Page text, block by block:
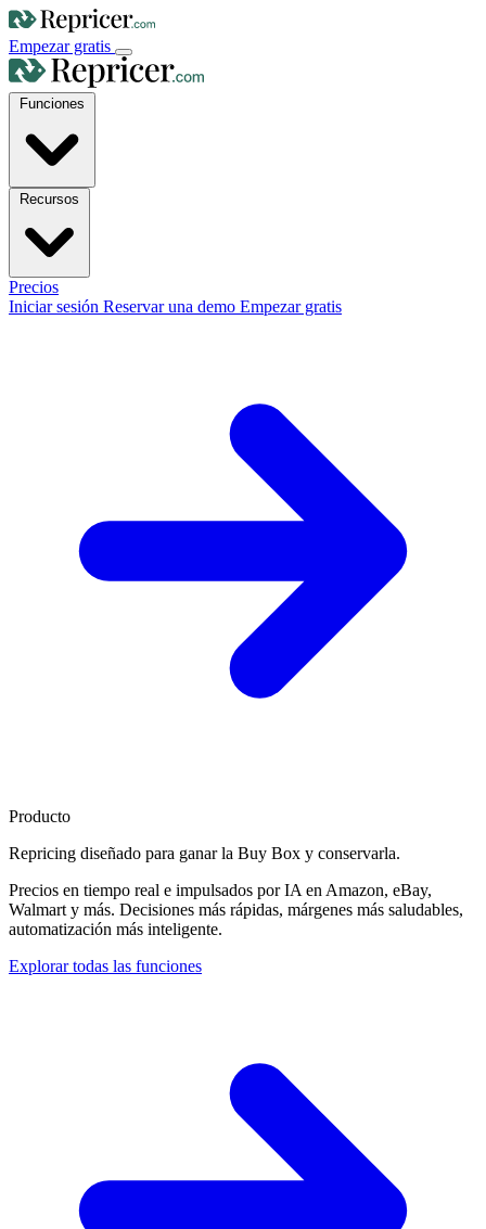
Empezar gratis
Precios
Iniciar sesión Reservar una demo Empezar gratis
Producto
Repricing diseñado para ganar la Buy Box y conservarla.
Precios en tiempo real e impulsados por IA en Amazon, eBay,
Walmart y más. Decisiones más rápidas, márgenes más saludables,
automatización más inteligente.
Explorar todas las funciones